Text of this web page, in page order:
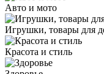
Авто и мото
Игрушки, товары для
Красота и стиль